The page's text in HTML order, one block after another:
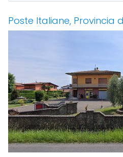
Poste Italiane, Provincia